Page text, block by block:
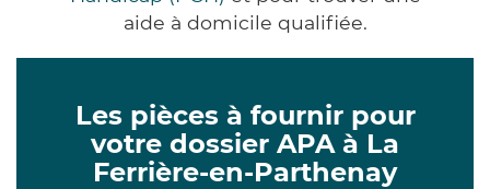
aide à domicile qualifiée.
Les pièces à fournir pour
votre dossier APA à La
Ferrière-en-Parthenay